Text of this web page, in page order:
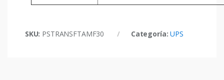
SKU: PSTRANSFTAMF30 Categoría:UPS